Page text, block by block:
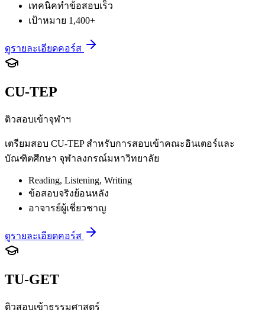
เทคนิคทำข้อสอบเร็ว
เป้าหมาย 1,400+
ดูรายละเอียดคอร์ส
CU-TEP
ติวสอบเข้าจุฬาฯ
เตรียมสอบ CU-TEP สำหรับการสอบเข้าคณะอินเตอร์และ
บัณฑิตศึกษา จุฬาลงกรณ์มหาวิทยาลัย
Reading, Listening, Writing
ข้อสอบจริงย้อนหลัง
อาจารย์ผู้เชี่ยวชาญ
ดูรายละเอียดคอร์ส
TU-GET
ติวสอบเข้าธรรมศาสตร์